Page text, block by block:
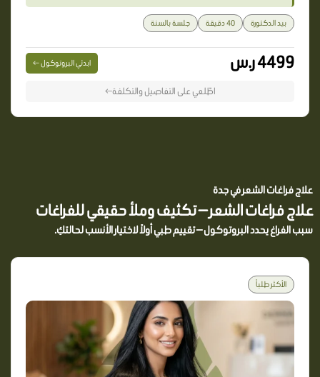
بيد الدكتورة 40 دقيقة جلسة بالسنة
4499 ر.س ابدئي البروتوكول ←
اطّلعي على التفاصيل والتكلفة←
علاج فراغات الشعر في جدة
علاج فراغات الشعر — تكثيف وملأ حقيقي للفراغات
سبب الفراغ يحدد البروتوكول — تقييم طبي أولاً لاختيار الأنسب لحالتكِ.
الأكثر طلباً